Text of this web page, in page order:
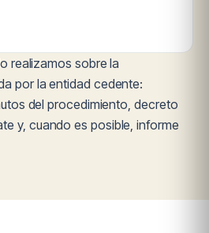
realizamos sobre la
por la entidad cedente:
del procedimiento, decreto
y, cuando es posible, informe